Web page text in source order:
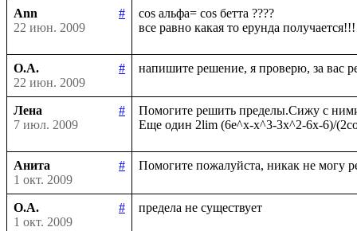
Ann
#
22 июн. 2009
cos альфа= cos бетта ????
О.А.
#
22 июн. 2009
Лена
#
7 июл. 2009
Помогите решить пределы.Сижу с
Анита
#
1 окт. 2009
О.А.
#
1 окт. 2009